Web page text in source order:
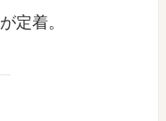
定着。